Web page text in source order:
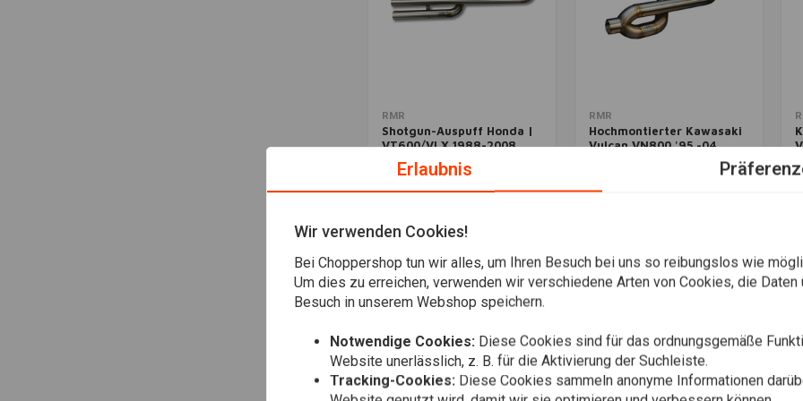
RMR
Shotgun-Auspuff Honda |
VT600/VLX 1988-2008
€549,95
Zum Warenkorb hinzufügen
RMR
Hochmontierter Kawasaki
Vulcan VN800 '95 -04
Erlaubnis
Wir verwenden Cookies!
Bei Choppershop tun wir alles, um Ihren Besuch bei uns so reibungslos wie
Um dies zu erreichen, verwenden wir verschiedene Arten von Cookies, die Daten
Besuch in unserem Webshop speichern.
Notwendige Cookies: Diese Cookies sind für das ordnungsgemäße
Website unerlässlich, z. B. für die Aktivierung der Suchleiste.
Tracking-Cookies: Diese Cookies sammeln anonyme Informationen